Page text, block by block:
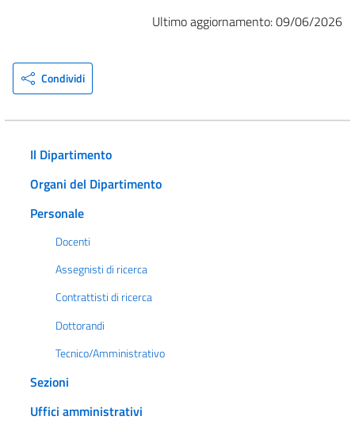
Ultimo aggiornamento: 09/06/2026
Condividi
Il Dipartimento
Organi del Dipartimento
Personale
Docenti
Assegnisti di ricerca
Contrattisti di ricerca
Dottorandi
Tecnico/Amministrativo
Sezioni
Uffici amministrativi